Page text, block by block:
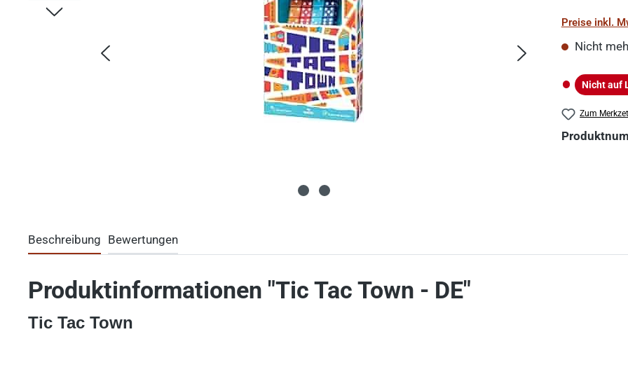
Preise inkl.
Nicht
Nicht auf
Nicht auf
Zum
Beschreibung Bewertungen
Produktinformationen "Tic Tac Town - DE"
Tic Tac Town